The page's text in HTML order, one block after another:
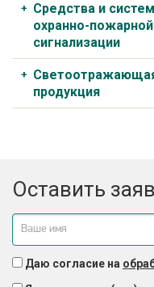
Средства и
охранно-пожарной
сигнализации
продукция
Оставить
Даю согласие на